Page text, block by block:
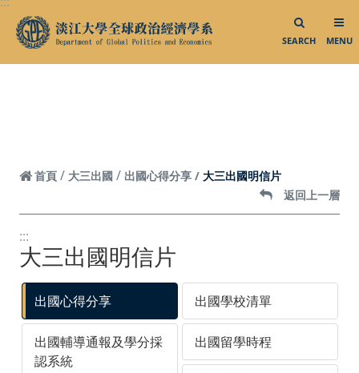
跳到頁面主要內容區
SEARCH MENU
首頁 大三出國 出國心得分享
大三出國明信片
返回上一層
:::
大三出國明信片
出國心得分享 出國學校清單
出國輔導通報及學分採
認系統
出國留學時程